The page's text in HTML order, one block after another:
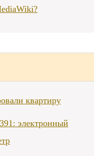
квартиру
электронный